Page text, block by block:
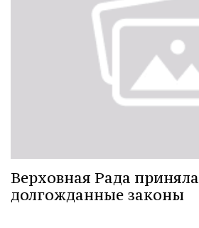
Верховная Рада приняла
долгожданные законы